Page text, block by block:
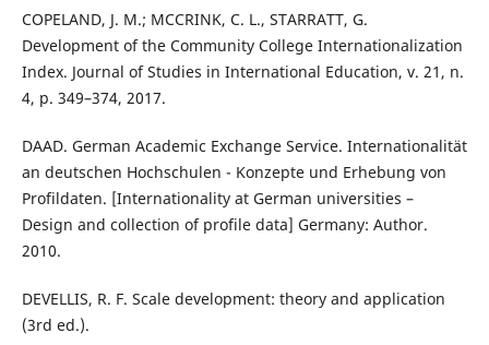
COPELAND, J. M.; MCCRINK, C. L., STARRATT, G.
Development of the Community College Internationalization
Index. Journal of Studies in International Education, v. 21, n.
4, p. 349–374, 2017.
DAAD. German Academic Exchange Service. Internationalität
an deutschen Hochschulen - Konzepte und Erhebung von
Profildaten. [Internationality at German universities –
Design and collection of profile data] Germany: Author.
2010.
DEVELLIS, R. F. Scale development: theory and application
(3rd ed.).